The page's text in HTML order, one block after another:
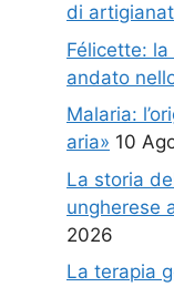
di
Félicette:
andato
Malaria:
aria» 10
La storia
ungherese
2026
La terapia